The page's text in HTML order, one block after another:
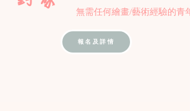
報名及詳情
無需任何繪畫/藝術經驗的青年